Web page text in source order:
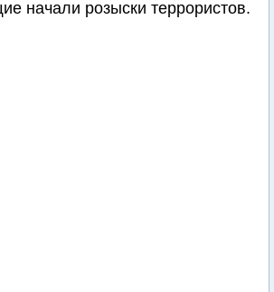
начали розыски террористов.